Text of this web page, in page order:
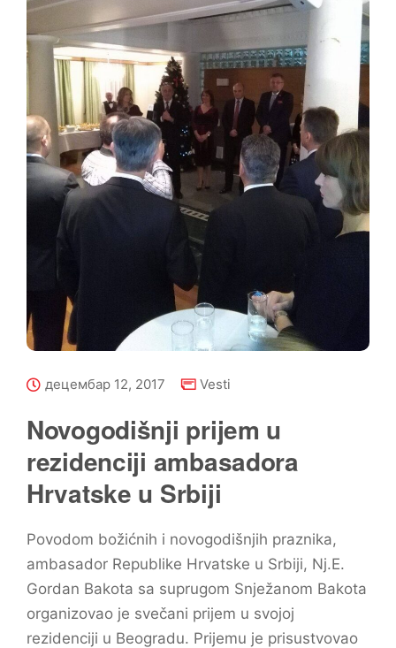
децембар 12, 2017 Vesti
Novogodišnji prijem u
rezidenciji ambasadora
Hrvatske u Srbiji
Povodom božićnih i novogodišnjih praznika,
ambasador Republike Hrvatske u Srbiji, Nj.E.
Gordan Bakota sa suprugom Snježanom Bakota
organizovao je svečani prijem u svojoj
rezidenciji u Beogradu. Prijemu je prisustvovao